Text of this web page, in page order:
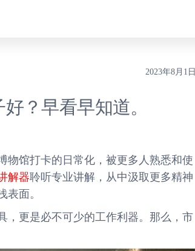
2023年8月1日
？早看早知道。
物馆打卡的日常化，被更多人熟悉和使
解器聆听专业讲解，从中汲取更多精神
面。
，更是必不可少的工作利器。那么，市